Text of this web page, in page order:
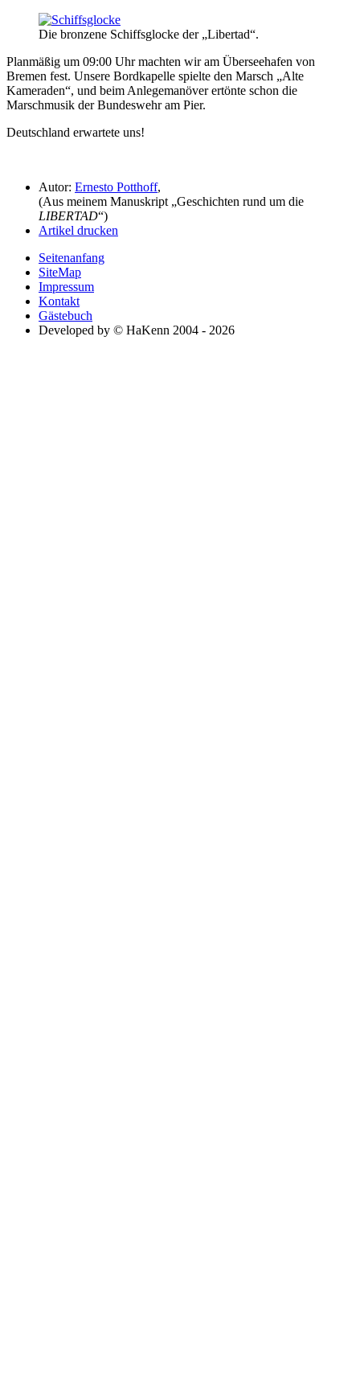
Die bronzene Schiffsglocke der Libertad .
Planmäßig um 09:00 Uhr machten wir am Überseehafen von
Bremen fest. Unsere Bordkapelle spielte den Marsch
Alte
Kameraden , und beim Anlegemanöver ertönte schon die
Marschmusik der Bundeswehr am Pier.
Deutschland erwartete uns!
Autor: Ernesto Potthoff,
(Aus meinem Manuskript
Geschichten rund um die
LIBERTAD )
Artikel drucken
Seitenanfang
SiteMap
Impressum
Kontakt
Gästebuch
Developed by © HaKenn 2004 - 2026